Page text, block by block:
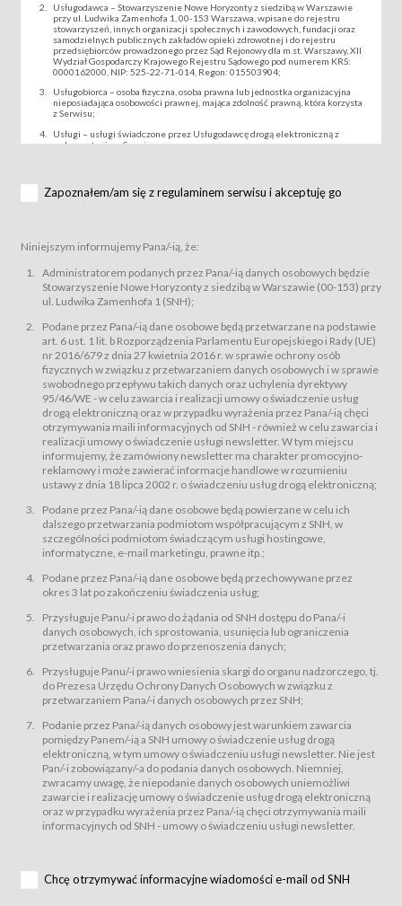
Usługodawca – Stowarzyszenie Nowe Horyzonty z siedzibą w Warszawie
przy ul. Ludwika Zamenhofa 1, 00-153 Warszawa, wpisane do rejestru
stowarzyszeń, innych organizacji społecznych i zawodowych, fundacji oraz
samodzielnych publicznych zakładów opieki zdrowotnej i do rejestru
przedsiębiorców prowadzonego przez Sąd Rejonowy dla m.st. Warszawy, XII
Wydział Gospodarczy Krajowego Rejestru Sądowego pod numerem KRS:
0000162000, NIP: 525-22-71-014, Regon: 015503904;
Usługobiorca – osoba fizyczna, osoba prawna lub jednostka organizacyjna
nieposiadająca osobowości prawnej, mająca zdolność prawną, która korzysta
z Serwisu;
Usługi – usługi świadczone przez Usługodawcę drogą elektroniczną z
wykorzystaniem Serwisu;
za pośrednictwem Serwisu;
podmiotom z branży mediów i filmowej (Akredytacje);
Bilety – wybrane dokumenty potwierdzające zawarcie umowy z
Usługodawcą i uprawniające do wzięcia udziału w Wydarzeniu,
przewidziane przez Usługodawcę dla danego Wydarzenia, tj. uprawniające
do uczestnictwa w wielu albo w pojedynczych seansach filmowych,
Sklep – sklep internetowy prowadzony przez Usługodawcę w Serwisie;
Regulamin – niniejszy regulamin.
§ 2
Postanowienia ogólne
Regulamin określa zasady:
świadczenia Usługobiorcom Usług przez Usługodawcę, z
zastrzeżeniem usług, o których mowa w ust. 2 pkt. 4 i 5 poniżej, których
zasady świadczenia precyzują odrębne regulaminy,
przetwarzania przez Usługodawcę danych osobowych Usługobiorców
będących osobami fizycznymi.
świadczy Usługi drogą elektroniczną w rozumieniu ustawy z dnia 18 lipca
2002 r. o świadczeniu usług drogą elektroniczną (Dz.U. z 2002 r., Nr 144, poz.
1204, z późń. zm.). Usługi świadczone są nieodpłatnie.
usługę przeglądania i odczytywania przez Usługobiorców materiałów
zamieszczanych w Serwisie,
usługę utrzymywania konta użytkownika w Serwisie,
usługę newsletter,
usługę zawierania na odległość umów nabycia Karnetów i Biletów,
usługę zawierania na odległość umów sprzedaży w Sklepie.
dnia 18 lipca 2002 r. o świadczeniu usług drogą elektroniczną (Dz.U. z 2002
r., Nr 144, poz. 1204, z późń. zm.). Usługi świadczone są nieodpłatnie.
Na zasadach określonych w Regulaminie dostęp do Serwisu jest otwarty dla
Usługobiorca przed rozpoczęciem korzystania z Serwisu jest zobowiązany
zapoznać się z Regulaminem. Założenie konta w Serwisie oraz zamówienie
usługi newsletter za pośrednictwem przeznaczonego do tego formularza
zamieszczonego na stronach Serwisu dostępnych dla wszystkich
Usługobiorców wymaga akceptacji postanowień Regulaminu.
Usługobiorca zobowiązany jest do przestrzegania postanowień Regulaminu
od chwili rozpoczęcia korzystania z Serwisu.
Regulamin jest udostępniony Usługobiorcom nieodpłatnie za
Warunki techniczne korzystania z Usług
Zapoznałem/am się z regulaminem serwisu i akceptuję go
Niniejszym informujemy Pana/-ią, że:
Administratorem podanych przez Pana/-ią danych osobowych będzie
Stowarzyszenie Nowe Horyzonty z siedzibą w Warszawie (00-153) przy
ul. Ludwika Zamenhofa 1 (SNH);
Podane przez Pana/-ią dane osobowe będą przetwarzane na podstawie
art. 6 ust. 1 lit. b Rozporządzenia Parlamentu Europejskiego i Rady (UE)
nr 2016/679 z dnia 27 kwietnia 2016 r. w sprawie ochrony osób
fizycznych w związku z przetwarzaniem danych osobowych i w sprawie
swobodnego przepływu takich danych oraz uchylenia dyrektywy
95/46/WE - w celu zawarcia i realizacji umowy o świadczenie usług
drogą elektroniczną oraz w przypadku wyrażenia przez Pana/-ią chęci
otrzymywania maili informacyjnych od SNH - również w celu zawarcia i
realizacji umowy o świadczenie usługi newsletter. W tym miejscu
informujemy, że zamówiony newsletter ma charakter promocyjno-
reklamowy i może zawierać informacje handlowe w rozumieniu
ustawy z dnia 18 lipca 2002 r. o świadczeniu usług drogą elektroniczną;
Podane przez Pana/-ią dane osobowe będą powierzane w celu ich
dalszego przetwarzania podmiotom współpracującym z SNH, w
szczególności podmiotom świadczącym usługi hostingowe,
informatyczne, e-mail marketingu, prawne itp.;
Podane przez Pana/-ią dane osobowe będą przechowywane przez
okres 3 lat po zakończeniu świadczenia usług;
Przysługuje Panu/-i prawo do żądania od SNH dostępu do Pana/-i
danych osobowych, ich sprostowania, usunięcia lub ograniczenia
przetwarzania oraz prawo do przenoszenia danych;
Przysługuje Panu/-i prawo wniesienia skargi do organu nadzorczego, tj.
do Prezesa Urzędu Ochrony Danych Osobowych w związku z
przetwarzaniem Pana/-i danych osobowych przez SNH;
Podanie przez Pana/-ią danych osobowy jest warunkiem zawarcia
pomiędzy Panem/-ią a SNH umowy o świadczenie usług drogą
elektroniczną, w tym umowy o świadczeniu usługi newsletter. Nie jest
Pan/-i zobowiązany/-a do podania danych osobowych. Niemniej,
zwracamy uwagę, że niepodanie danych osobowych uniemożliwi
zawarcie i realizację umowy o świadczenie usług drogą elektroniczną
oraz w przypadku wyrażenia przez Pana/-ią chęci otrzymywania maili
informacyjnych od SNH - umowy o świadczeniu usługi newsletter.
Chcę otrzymywać informacyjne wiadomości e-mail od SNH